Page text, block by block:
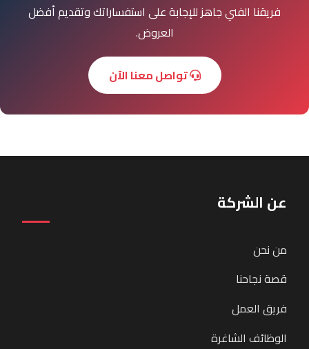
فريقنا الفني جاهز للإجابة على استفساراتك وتقديم أفضل
العروض.
تواصل معنا الآن
عن الشركة
من نحن
قصة نجاحنا
فريق العمل
الوظائف الشاغرة